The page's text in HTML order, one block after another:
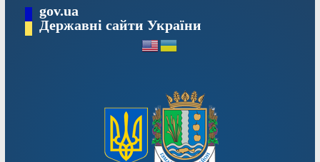
вмісту
gov.ua
Державні сайти України